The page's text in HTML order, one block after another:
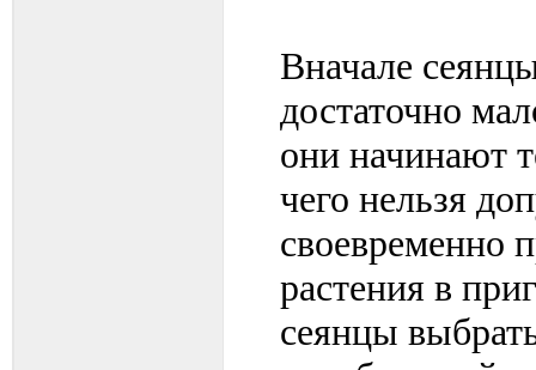
Вначале
достаточно
они начинают
чего нельзя
своевременно
растения в
сеянцы